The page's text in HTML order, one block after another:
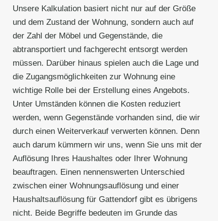
Unsere Kalkulation basiert nicht nur auf der Größe
und dem Zustand der Wohnung, sondern auch auf
der Zahl der Möbel und Gegenstände, die
abtransportiert und fachgerecht entsorgt werden
müssen. Darüber hinaus spielen auch die Lage und
die Zugangsmöglichkeiten zur Wohnung eine
wichtige Rolle bei der Erstellung eines Angebots.
Unter Umständen können die Kosten reduziert
werden, wenn Gegenstände vorhanden sind, die wir
durch einen Weiterverkauf verwerten können. Denn
auch darum kümmern wir uns, wenn Sie uns mit der
Auflösung Ihres Haushaltes oder Ihrer Wohnung
beauftragen. Einen nennenswerten Unterschied
zwischen einer Wohnungsauflösung und einer
Haushaltsauflösung für Gattendorf gibt es übrigens
nicht. Beide Begriffe bedeuten im Grunde das